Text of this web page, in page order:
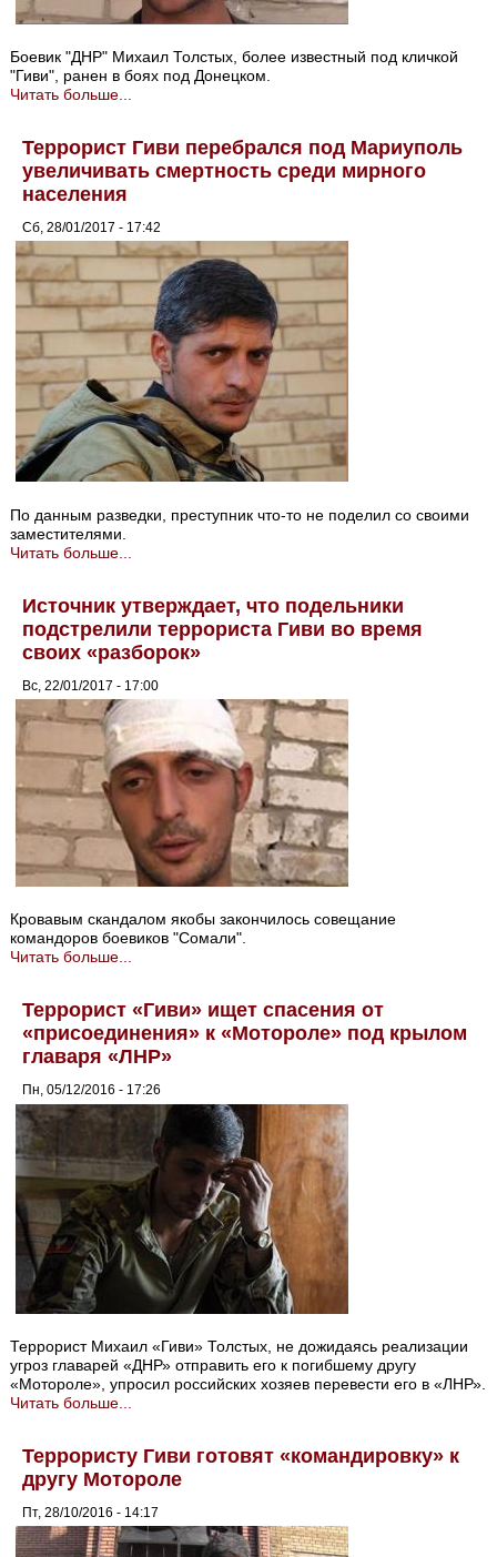
Боевик "ДНР" Михаил Толстых, более известный под кличкой
"Гиви", ранен в боях под Донецком.
Читать больше...
Террорист Гиви перебрался под Мариуполь
увеличивать смертность среди мирного
населения
Сб, 28/01/2017 - 17:42
По данным разведки, преступник что-то не поделил со своими
заместителями.
Читать больше...
Источник утверждает, что подельники
подстрелили террориста Гиви во время
своих «разборок»
Вс, 22/01/2017 - 17:00
Кровавым скандалом якобы закончилось совещание
командоров боевиков "Сомали".
Читать больше...
Террорист «Гиви» ищет спасения от
«присоединения» к «Мотороле» под крылом
главаря «ЛНР»
Пн, 05/12/2016 - 17:26
Террорист Михаил «Гиви» Толстых, не дожидаясь реализации
угроз главарей «ДНР» отправить его к погибшему другу
«Мотороле», упросил российских хозяев перевести его в «ЛНР».
Читать больше...
Террористу Гиви готовят «командировку» к
другу Мотороле
Пт, 28/10/2016 - 14:17